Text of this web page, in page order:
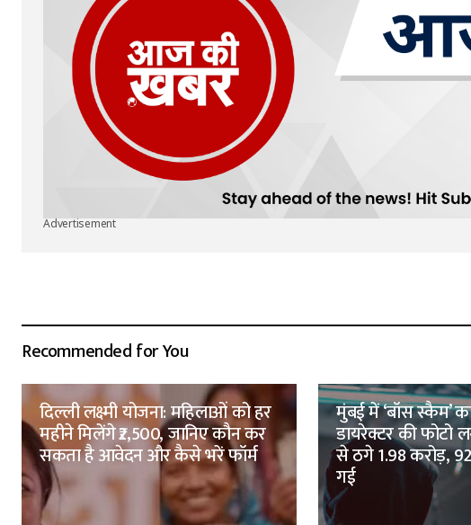
Advertisement
Recommended for You
दिल्ली लक्ष्मी योजना: महिलाओं को हर
महीने मिलेंगे ₹2,500, जानिए कौन कर
सकता है आवेदन और कैसे भरें फॉर्म
मुंबई में ‘बॉस स्कैम’
डायरेक्टर की फोटो
से ठगे 1.98 करोड़,
गई